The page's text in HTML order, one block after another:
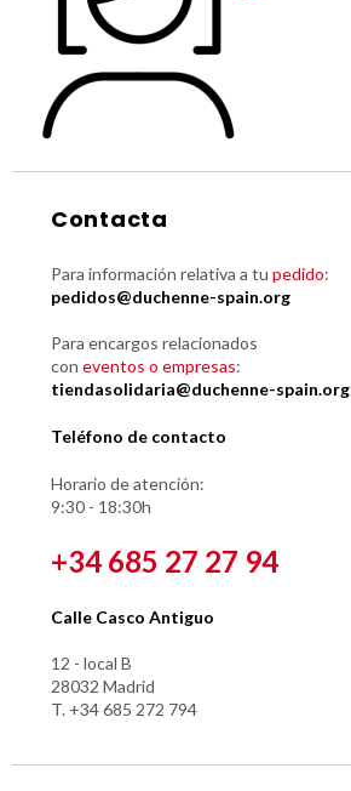
Contacta
Para información relativa a tu pedido:
pedidos@duchenne-spain.org
Para encargos relacionados
con eventos o empresas:
tiendasolidaria@duchenne-spain.org
Teléfono de contacto
Horario de atención:
9:30 - 18:30h
+34 685 27 27 94
Calle Casco Antiguo
12 - local B
28032 Madrid
T. +34 685 272 794